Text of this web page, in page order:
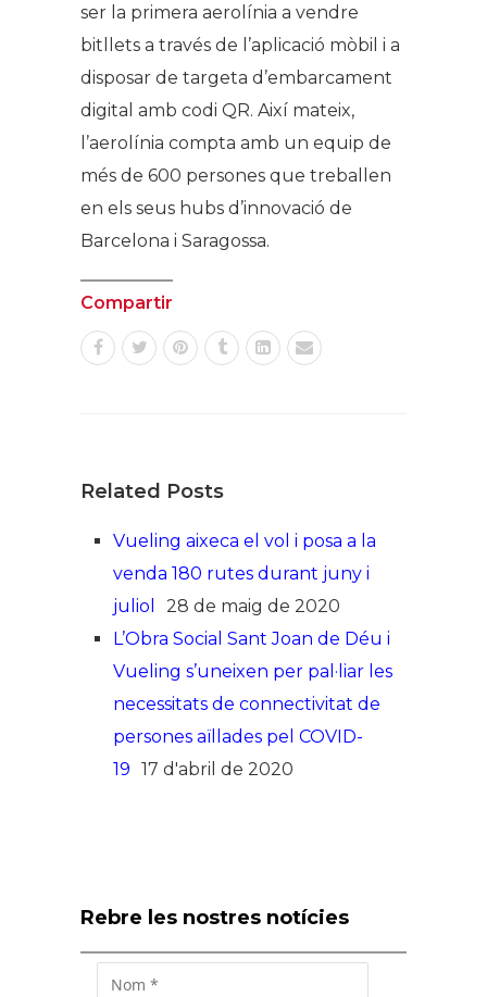
ser la primera aerolínia a vendre
bitllets a través de l’aplicació mòbil i a
disposar de targeta d’embarcament
digital amb codi QR. Així mateix,
l’aerolínia compta amb un equip de
més de 600 persones que treballen
en els seus hubs d’innovació de
Barcelona i Saragossa.
Compartir
Related Posts
Vueling aixeca el vol i posa a la
venda 180 rutes durant juny i
juliol
28 de maig de 2020
L’Obra Social Sant Joan de Déu i
Vueling s’uneixen per pal·liar les
necessitats de connectivitat de
persones aïllades pel COVID-
19 17 d'abril de 2020
Rebre les nostres notícies